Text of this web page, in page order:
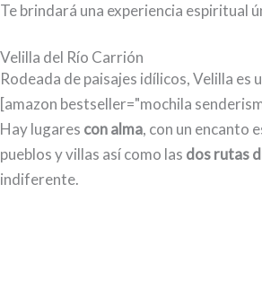
Te brindará una experiencia espiritual
Velilla del Río Carrión
Rodeada de paisajes idílicos, Velilla
[amazon bestseller="mochila
Hay lugares con alma, con un encanto
pueblos y villas así como las dos rutas
indiferente.